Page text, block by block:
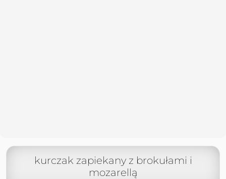
kurczak zapiekany z brokułami i
mozarellą